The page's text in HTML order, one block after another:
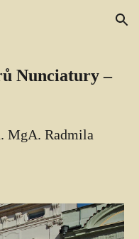
Skip to navigation
Nunciatury –
MgA. Radmila